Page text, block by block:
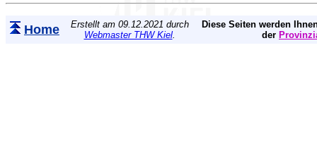
Home
Erstellt am 09.12.2021 durch
Webmaster THW Kiel.
Diese Seiten werden
der